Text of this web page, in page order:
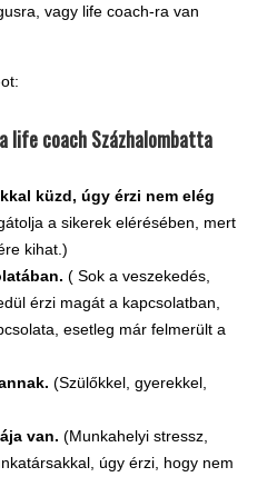
vagy life coach-ra van
life coach Százhalombatta
küzd, úgy érzi nem elég
a sikerek elérésében, mert
kihat.)
( Sok a veszekedés,
érzi magát a kapcsolatban,
esetleg már felmerült a
(Szülőkkel, gyerekkel,
van. (Munkahelyi stressz,
úgy érzi, hogy nem